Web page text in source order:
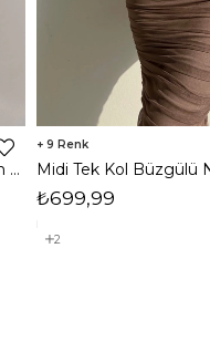
Midi Tek Kol Önden Yırtmaçlı Akira Kadın Siyah Elbise 22K000228
9
₺699,99
2